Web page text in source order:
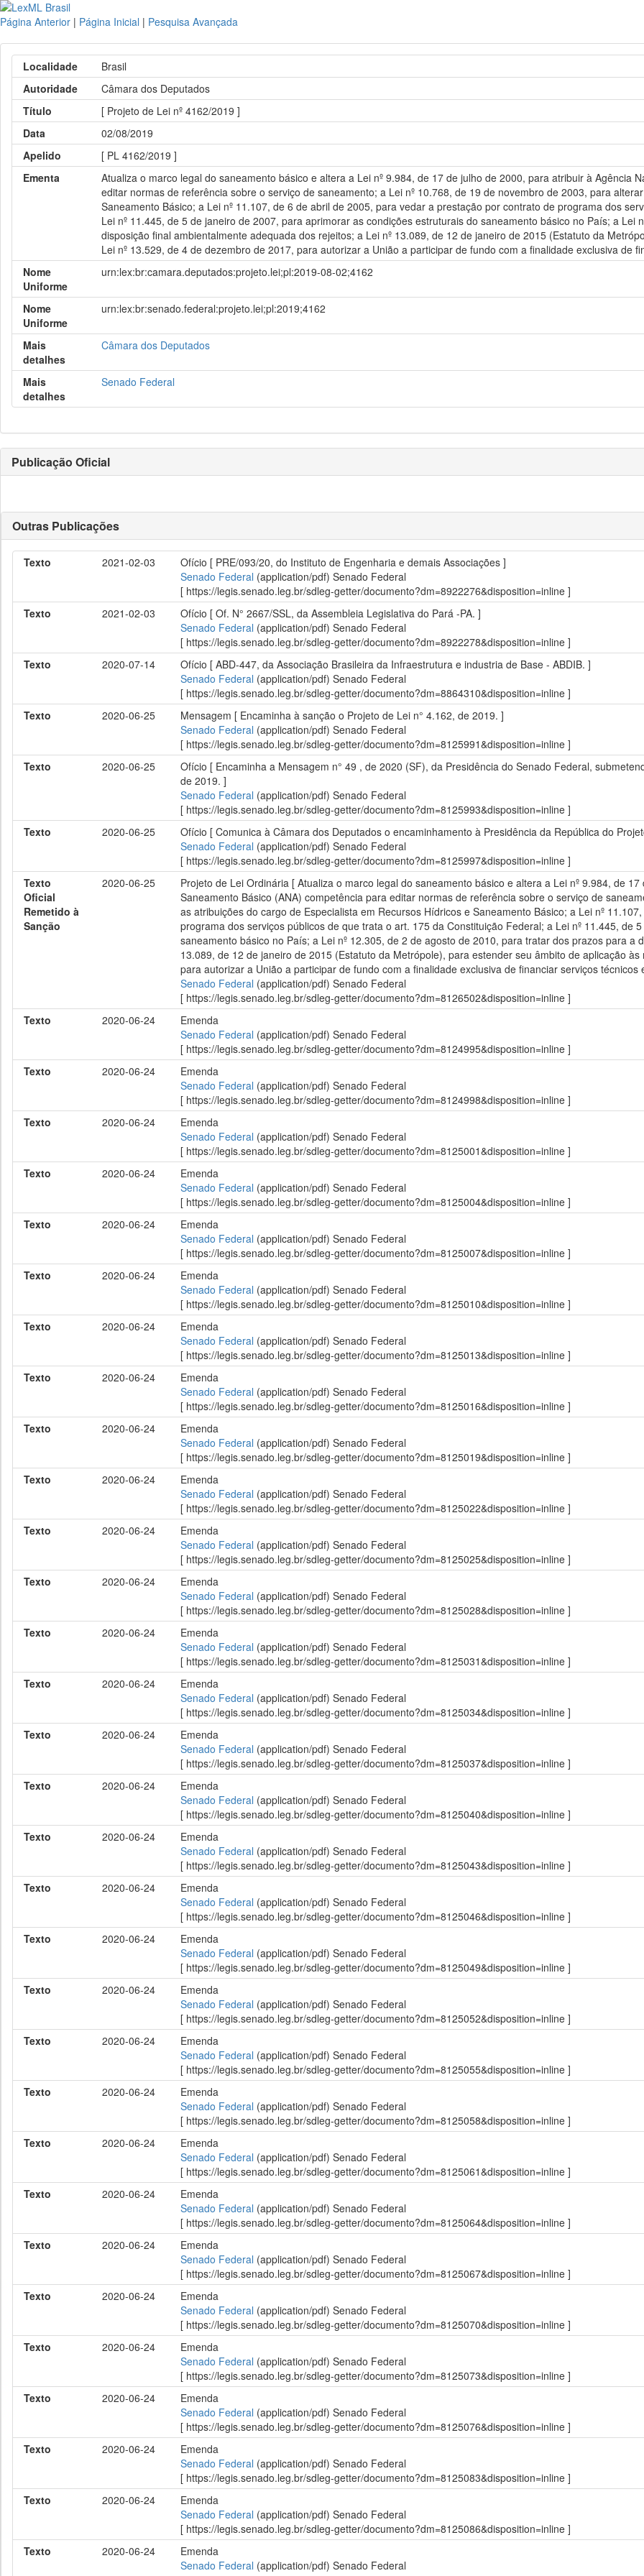
Página Anterior | Página Inicial | Pesquisa Avançada
Localidade
Brasil
Autoridade
Câmara dos Deputados
Título
[ Projeto de Lei nº 4162/2019 ]
Data
02/08/2019
Apelido
[ PL 4162/2019 ]
Ementa
Atualiza o marco legal do saneamento básico e altera a Lei nº 9.984, de 17 de julho de 2000, para atribuir à Agência
editar normas de referência sobre o serviço de saneamento; a Lei nº 10.768, de 19 de novembro de 2003, para
Saneamento Básico; a Lei nº 11.107, de 6 de abril de 2005, para vedar a prestação por contrato de programa dos
Lei nº 11.445, de 5 de janeiro de 2007, para aprimorar as condições estruturais do saneamento básico no País; a
disposição final ambientalmente adequada dos rejeitos; a Lei nº 13.089, de 12 de janeiro de 2015 (Estatuto da
Lei nº 13.529, de 4 de dezembro de 2017, para autorizar a União a participar de fundo com a finalidade exclusiva de
Nome
Uniforme
urn:lex:br:camara.deputados:projeto.lei;pl:2019-08-02;4162
Nome
Uniforme
urn:lex:br:senado.federal:projeto.lei;pl:2019;4162
Mais
detalhes
Câmara dos Deputados
Mais
detalhes
Senado Federal
Publicação Oficial
Outras Publicações
Texto 2021-02-03
Ofício [ PRE/093/20, do Instituto de Engenharia e demais Associações ]
Senado Federal (application/pdf) Senado Federal
[ https://legis.senado.leg.br/sdleg-getter/documento?dm=8922276&disposition=inline ]
Texto
2021-02-03
Ofício [ Of. N° 2667/SSL, da Assembleia Legislativa do Pará -PA. ]
Senado Federal (application/pdf) Senado Federal
[ https://legis.senado.leg.br/sdleg-getter/documento?dm=8922278&disposition=inline ]
Texto
2020-07-14
Ofício [ ABD-447, da Associação Brasileira da Infraestrutura e industria de Base - ABDIB. ]
Senado Federal (application/pdf) Senado Federal
[ https://legis.senado.leg.br/sdleg-getter/documento?dm=8864310&disposition=inline ]
Texto
2020-06-25
Mensagem [ Encaminha à sanção o Projeto de Lei n° 4.162, de 2019. ]
Senado Federal (application/pdf) Senado Federal
[ https://legis.senado.leg.br/sdleg-getter/documento?dm=8125991&disposition=inline ]
Texto
2020-06-25
Ofício [ Encaminha a Mensagem n° 49 , de 2020 (SF), da Presidência do Senado Federal,
de 2019. ]
Senado Federal (application/pdf) Senado Federal
[ https://legis.senado.leg.br/sdleg-getter/documento?dm=8125993&disposition=inline ]
Texto
2020-06-25
Ofício [ Comunica à Câmara dos Deputados o encaminhamento à Presidência da República do
Senado Federal (application/pdf) Senado Federal
[ https://legis.senado.leg.br/sdleg-getter/documento?dm=8125997&disposition=inline ]
Texto
Oficial
Remetido à
Sanção
2020-06-25
Projeto de Lei Ordinária [ Atualiza o marco legal do saneamento básico e altera a Lei nº 9.984, de
Saneamento Básico (ANA) competência para editar normas de referência sobre o serviço de
as atribuições do cargo de Especialista em Recursos Hídricos e Saneamento Básico; a Lei nº
programa dos serviços públicos de que trata o art. 175 da Constituição Federal; a Lei nº 11.445, de
saneamento básico no País; a Lei nº 12.305, de 2 de agosto de 2010, para tratar dos prazos para a
13.089, de 12 de janeiro de 2015 (Estatuto da Metrópole), para estender seu âmbito de aplicação
para autorizar a União a participar de fundo com a finalidade exclusiva de financiar serviços técnicos
Senado Federal (application/pdf) Senado Federal
[ https://legis.senado.leg.br/sdleg-getter/documento?dm=8126502&disposition=inline ]
Texto
2020-06-24
Emenda
Senado Federal (application/pdf) Senado Federal
[ https://legis.senado.leg.br/sdleg-getter/documento?dm=8124995&disposition=inline ]
Texto
2020-06-24
Emenda
Senado Federal (application/pdf) Senado Federal
[ https://legis.senado.leg.br/sdleg-getter/documento?dm=8124998&disposition=inline ]
Texto
2020-06-24
Emenda
Senado Federal (application/pdf) Senado Federal
[ https://legis.senado.leg.br/sdleg-getter/documento?dm=8125001&disposition=inline ]
Texto
2020-06-24
Emenda
Senado Federal (application/pdf) Senado Federal
[ https://legis.senado.leg.br/sdleg-getter/documento?dm=8125004&disposition=inline ]
Texto
2020-06-24
Emenda
Senado Federal (application/pdf) Senado Federal
[ https://legis.senado.leg.br/sdleg-getter/documento?dm=8125007&disposition=inline ]
Texto
2020-06-24
Emenda
Senado Federal (application/pdf) Senado Federal
[ https://legis.senado.leg.br/sdleg-getter/documento?dm=8125010&disposition=inline ]
Texto
2020-06-24
Emenda
Senado Federal (application/pdf) Senado Federal
[ https://legis.senado.leg.br/sdleg-getter/documento?dm=8125013&disposition=inline ]
Texto
2020-06-24
Emenda
Senado Federal (application/pdf) Senado Federal
[ https://legis.senado.leg.br/sdleg-getter/documento?dm=8125016&disposition=inline ]
Texto
2020-06-24
Emenda
Senado Federal (application/pdf) Senado Federal
[ https://legis.senado.leg.br/sdleg-getter/documento?dm=8125019&disposition=inline ]
Texto
2020-06-24
Emenda
Senado Federal (application/pdf) Senado Federal
[ https://legis.senado.leg.br/sdleg-getter/documento?dm=8125022&disposition=inline ]
Texto
2020-06-24
Emenda
Senado Federal (application/pdf) Senado Federal
[ https://legis.senado.leg.br/sdleg-getter/documento?dm=8125025&disposition=inline ]
Texto
2020-06-24
Emenda
Senado Federal (application/pdf) Senado Federal
[ https://legis.senado.leg.br/sdleg-getter/documento?dm=8125028&disposition=inline ]
Texto
2020-06-24
Emenda
Senado Federal (application/pdf) Senado Federal
[ https://legis.senado.leg.br/sdleg-getter/documento?dm=8125031&disposition=inline ]
Texto
2020-06-24
Emenda
Senado Federal (application/pdf) Senado Federal
[ https://legis.senado.leg.br/sdleg-getter/documento?dm=8125034&disposition=inline ]
Texto
2020-06-24
Emenda
Senado Federal (application/pdf) Senado Federal
[ https://legis.senado.leg.br/sdleg-getter/documento?dm=8125037&disposition=inline ]
Texto
2020-06-24
Emenda
Senado Federal (application/pdf) Senado Federal
[ https://legis.senado.leg.br/sdleg-getter/documento?dm=8125040&disposition=inline ]
Texto
2020-06-24
Emenda
Senado Federal (application/pdf) Senado Federal
[ https://legis.senado.leg.br/sdleg-getter/documento?dm=8125043&disposition=inline ]
Texto
2020-06-24
Emenda
Senado Federal (application/pdf) Senado Federal
[ https://legis.senado.leg.br/sdleg-getter/documento?dm=8125046&disposition=inline ]
Texto
2020-06-24
Emenda
Senado Federal (application/pdf) Senado Federal
[ https://legis.senado.leg.br/sdleg-getter/documento?dm=8125049&disposition=inline ]
Texto
2020-06-24
Emenda
Senado Federal (application/pdf) Senado Federal
[ https://legis.senado.leg.br/sdleg-getter/documento?dm=8125052&disposition=inline ]
Texto
2020-06-24
Emenda
Senado Federal (application/pdf) Senado Federal
[ https://legis.senado.leg.br/sdleg-getter/documento?dm=8125055&disposition=inline ]
Texto
2020-06-24
Emenda
Senado Federal (application/pdf) Senado Federal
[ https://legis.senado.leg.br/sdleg-getter/documento?dm=8125058&disposition=inline ]
Texto
2020-06-24
Emenda
Senado Federal (application/pdf) Senado Federal
[ https://legis.senado.leg.br/sdleg-getter/documento?dm=8125061&disposition=inline ]
Texto
2020-06-24
Emenda
Senado Federal (application/pdf) Senado Federal
[ https://legis.senado.leg.br/sdleg-getter/documento?dm=8125064&disposition=inline ]
Texto
2020-06-24
Emenda
Senado Federal (application/pdf) Senado Federal
[ https://legis.senado.leg.br/sdleg-getter/documento?dm=8125067&disposition=inline ]
Texto
2020-06-24
Emenda
Senado Federal (application/pdf) Senado Federal
[ https://legis.senado.leg.br/sdleg-getter/documento?dm=8125070&disposition=inline ]
Texto
2020-06-24
Emenda
Senado Federal (application/pdf) Senado Federal
[ https://legis.senado.leg.br/sdleg-getter/documento?dm=8125073&disposition=inline ]
Texto
2020-06-24
Emenda
Senado Federal (application/pdf) Senado Federal
[ https://legis.senado.leg.br/sdleg-getter/documento?dm=8125076&disposition=inline ]
Texto
2020-06-24
Emenda
Senado Federal (application/pdf) Senado Federal
[ https://legis.senado.leg.br/sdleg-getter/documento?dm=8125083&disposition=inline ]
Texto
2020-06-24
Emenda
Senado Federal (application/pdf) Senado Federal
[ https://legis.senado.leg.br/sdleg-getter/documento?dm=8125086&disposition=inline ]
Texto
2020-06-24
Emenda
Senado Federal (application/pdf) Senado Federal